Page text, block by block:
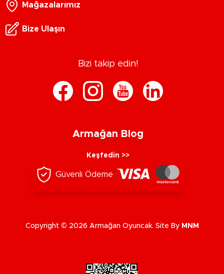
Mağazalarımız
Bize Ulaşın
Bizi takip edin!
Armağan Blog
Keşfedin >>
Güvenli Ödeme
Copyright © 2026 Armağan Oyuncak. Site By MNM